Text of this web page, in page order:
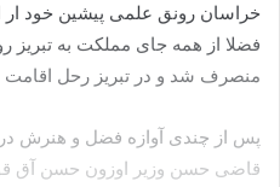
خراسان رونق علمی پیشین خود
فضلا از همه جای مملکت به تبریز
منصرف شد و در تبریز رحل اقامت
پس از چندی آوازه فضل و هنرش در
قاضی حسن وزیر اوزون حسن آق